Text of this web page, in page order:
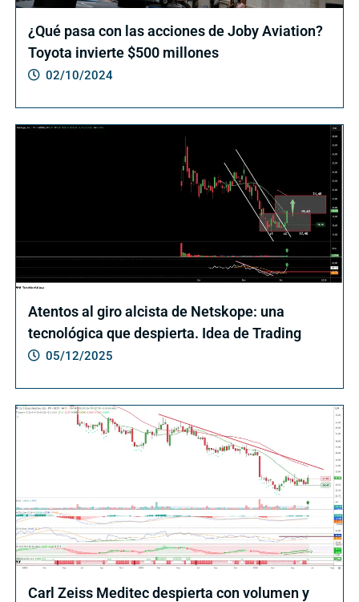
¿Qué pasa con las acciones de Joby Aviation?
Toyota invierte $500 millones
02/10/2024
Atentos al giro alcista de Netskope: una
tecnológica que despierta. Idea de Trading
05/12/2025
Carl Zeiss Meditec despierta con volumen y